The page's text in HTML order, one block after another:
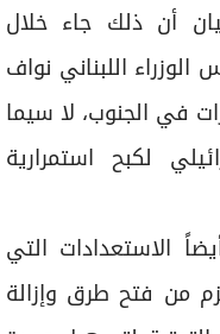
أن ذلك جاء خلال
اللبناني نواف
في الجنوب، لا سيما
لكبح استمرارية
الاستعدادات التي
من فتح طرق وإزالة